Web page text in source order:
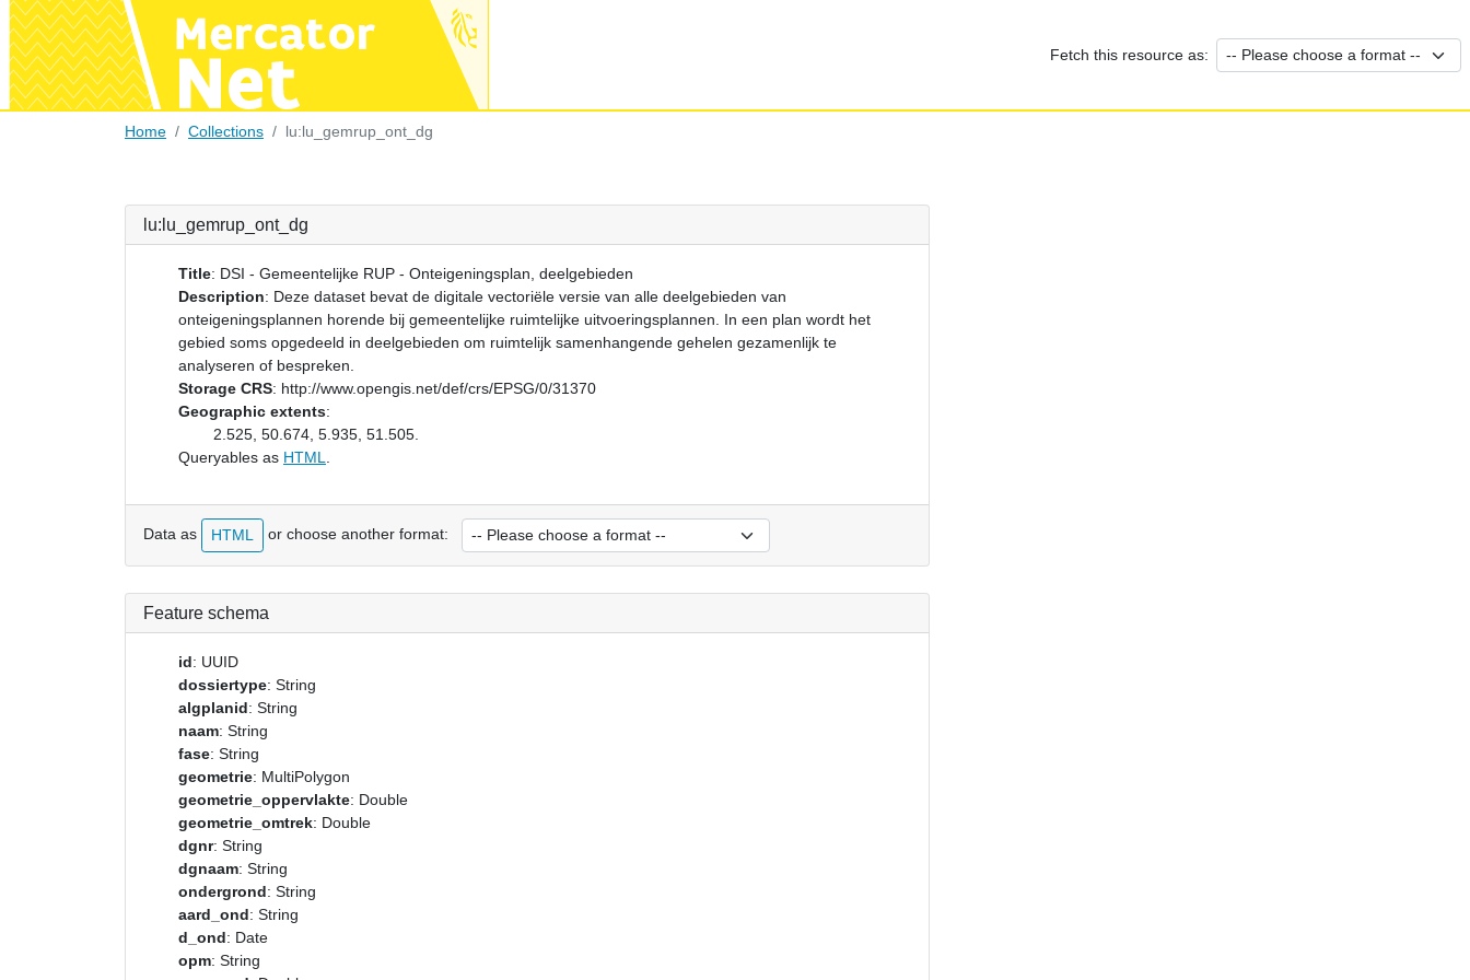
Fetch this resource as:
Home Collections lu:lu_gemrup_ont_dg
lu:lu_gemrup_ont_dg
Title: DSI - Gemeentelijke RUP - Onteigeningsplan, deelgebieden
Description: Deze dataset bevat de digitale vectoriële versie van alle deelgebieden van
onteigeningsplannen horende bij gemeentelijke ruimtelijke uitvoeringsplannen. In een plan wordt het
gebied soms opgedeeld in deelgebieden om ruimtelijk samenhangende gehelen gezamenlijk te
analyseren of bespreken.
Storage CRS: http://www.opengis.net/def/crs/EPSG/0/31370
Geographic extents:
2.525, 50.674, 5.935, 51.505.
Queryables as HTML
Data as HTML or choose another format:
Feature schema
id: UUID
dossiertype: String
algplanid: String
naam: String
fase: String
geometrie: MultiPolygon
geometrie_oppervlakte: Double
geometrie_omtrek: Double
dgnr: String
dgnaam: String
ondergrond: String
aard_ond: String
d_ond: Date
opm: String